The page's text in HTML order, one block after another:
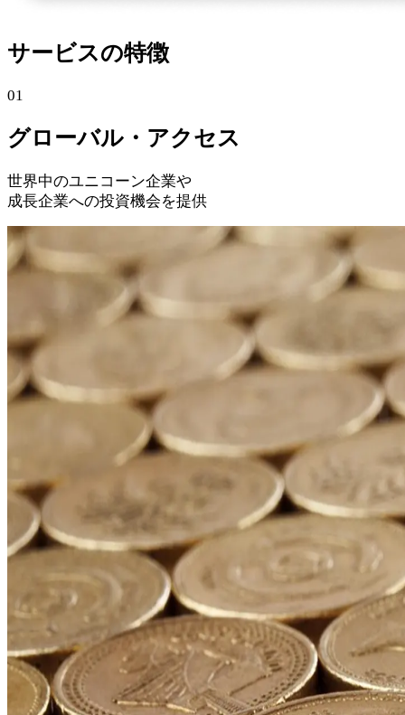
サービスの特徴
01
グローバル・アクセス
世界中のユニコーン企業や
成長企業への投資機会を提供